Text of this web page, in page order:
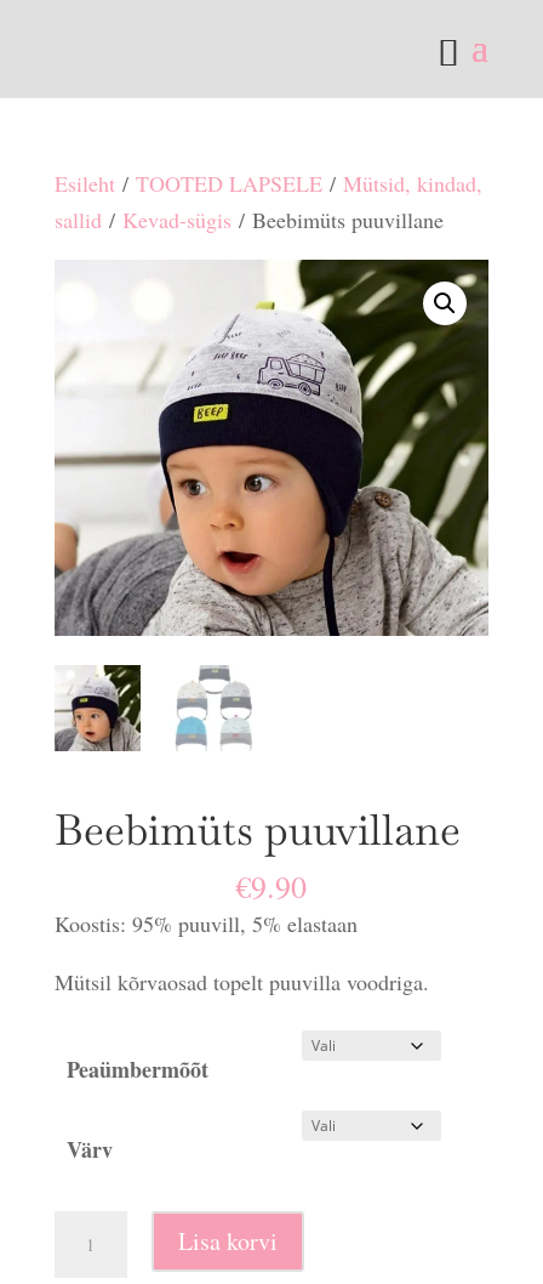
Esileht/ TOOTED LAPSELE/ Mütsid, kindad,
sallid/ Kevad-sügis / Beebimüts puuvillane
Beebimüts puuvillane
€9.90
Koostis: 95% puuvill, 5% elastaan
Mütsil kõrvaosad topelt puuvilla voodriga.
Peaümbermõõt
Värv
Lisa korvi